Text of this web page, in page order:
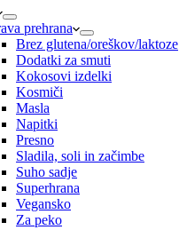
prehrana
Brez glutena/oreškov/laktoze
Dodatki za smuti
Kokosovi izdelki
Kosmiči
Masla
Napitki
Presno
Sladila, soli in začimbe
Suho sadje
Superhrana
Vegansko
Za peko